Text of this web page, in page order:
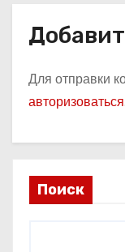
Для отправки
авторизоваться.
Поиск